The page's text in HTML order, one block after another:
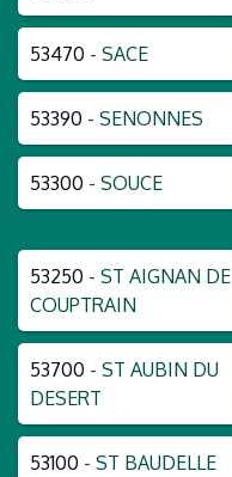
53470 - SACE
53390 - SENONNES
53300 - SOUCE
53250 - ST AIGNAN DE
COUPTRAIN
53700 - ST AUBIN DU
DESERT
53100 - ST BAUDELLE